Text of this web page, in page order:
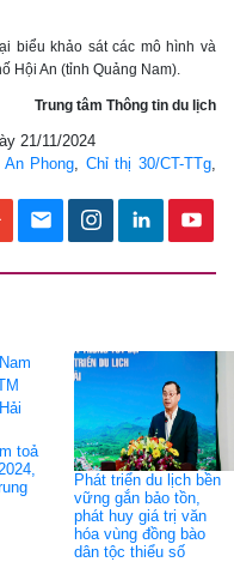
biểu khảo sát các mô hình và
Hội An (tỉnh Quảng Nam).
Trung tâm Thông tin du lịch
21/11/2024
An Phong Chỉ thị 30/CT-TTg
toả
Phát triển du lịch bền
vững gắn bảo tồn,
phát huy giá trị văn
hóa vùng đồng bào
dân tộc thiểu số